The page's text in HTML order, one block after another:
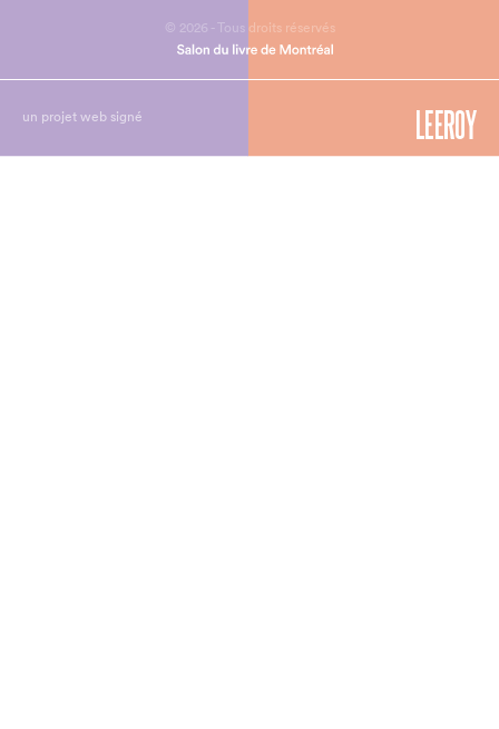
© 2026 - Tous droits réservés
un projet web signé